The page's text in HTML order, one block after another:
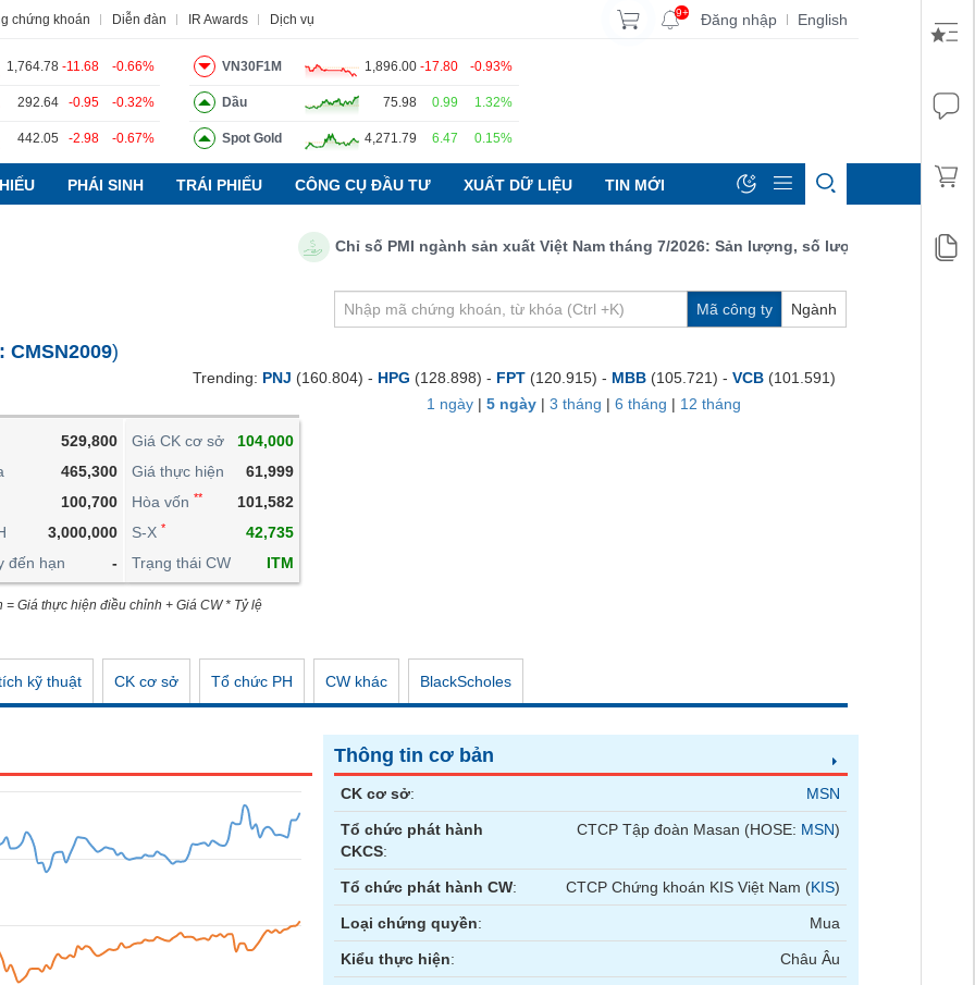
chứng khoán Diễn đàn IR Awards Dịch vụ 9+ Đăng nhập | English
1,764.78 -11.68 -0.66%
292.64 -0.95 -0.32%
442.05 -2.98 -0.67%
VN30F1M 1,896.00 -17.80 -0.93%
Dầu 75.98 0.99 1.32%
Spot Gold 4,271.79 6.47 0.15%
PHÁI SINH TRÁI PHIẾU CÔNG CỤ ĐẦU TƯ XUẤT DỮ LIỆU TIN MỚI
Chỉ số PMI ngành sản xuất Việt Nam tháng 7/2026: Sản lượng, số lượng đơn đặt hàng
Mã công ty Ngành
CMSN2009)
529,800
465,300
100,700
3,000,000
đến hạn
-
Giá CK cơ sở
104,000
Giá thực hiện
61,999
Hòa vốn **
101,582
S-X *
42,735
Trạng thái CW
ITM
Giá thực hiện điều chỉnh + Giá CW * Tỷ lệ
Trending: PNJ (160.804) - HPG (128.898) - FPT (120.915) - MBB (105.721) - VCB (101.591)
1 ngày | 5 ngày | 3 tháng | 6 tháng | 12 tháng
kỹ thuật CK cơ sở Tổ chức PH CW khác BlackScholes
Thông tin cơ bản
CK cơ sở: MSN
Tổ chức phát hành
CKCS:
CTCP Tập đoàn Masan (HOSE: MSN)
Tổ chức phát hành CW: CTCP Chứng khoán KIS Việt Nam (KIS)
Loại chứng quyền: Mua
Kiểu thực hiện: Châu Âu
Tin tức Báo cáo phân tích Thuật ngữ Dịch vụ
VIETSTOCKFINANCE
PHÁI SINH
TRÁI PHIẾU
CÔNG CỤ ĐẦU TƯ
XUẤT DỮ LIỆU
TIN MỚI